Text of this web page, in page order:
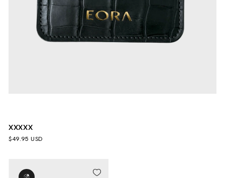
XXXXX
$49.95 USD